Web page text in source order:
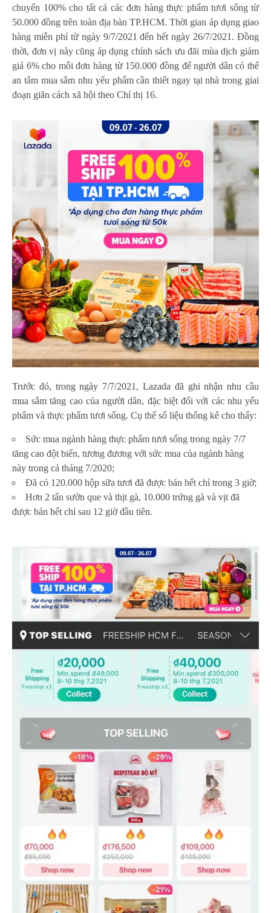
chuyển 100% cho tất cả các đơn hàng thực phẩm tươi sống từ
50.000 đồng trên toàn địa bàn TP.HCM. Thời gian áp dụng giao
hàng miễn phí từ ngày 9/7/2021 đến hết ngày 26/7/2021. Đồng
thời, đơn vị này cũng áp dụng chính sách ưu đãi mùa dịch giảm
giá 6% cho mỗi đơn hàng từ 150.000 đồng để người dân có thể
an tâm mua sắm nhu yếu phẩm cần thiết ngay tại nhà trong giai
đoạn giãn cách xã hội theo Chỉ thị 16.
Trước đó, trong ngày 7/7/2021, Lazada đã ghi nhận nhu cầu
mua sắm tăng cao của người dân, đặc biệt đối với các nhu yếu
phẩm và thực phẩm tươi sống. Cụ thể số liệu thống kê cho thấy:
Sức mua ngành hàng thực phẩm tươi sống trong ngày 7/7
tăng cao đột biến, tương đương với sức mua của ngành hàng
này trong cả tháng 7/2020;
Đã có 120.000 hộp sữa tươi đã được bán hết chỉ trong 3 giờ;
Hơn 2 tấn sườn que và thịt gà, 10.000 trứng gà và vịt đã
được bán hết chỉ sau 12 giờ đầu tiên.